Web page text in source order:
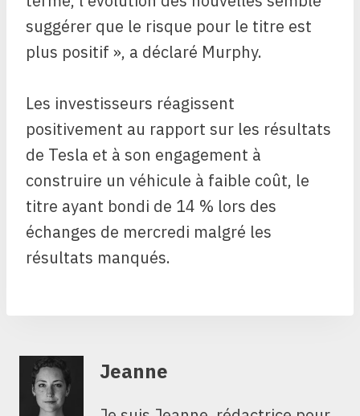
suggérer que le risque pour le titre est
plus positif », a déclaré Murphy.
Les investisseurs réagissent
positivement au rapport sur les résultats
de Tesla et à son engagement à
construire un véhicule à faible coût, le
titre ayant bondi de 14 % lors des
échanges de mercredi malgré les
résultats manqués.
Jeanne